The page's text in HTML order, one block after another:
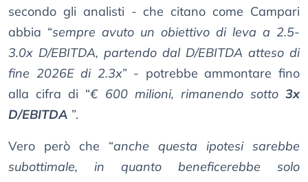
secondo gli analisti - che citano come Campari
abbia “sempre avuto un obiettivo di leva a 2.5-
3.0x D/EBITDA, partendo dal D/EBITDA atteso di
fine 2026E di 2.3x” - potrebbe ammontare fino
alla cifra di “€ 600 milioni, rimanendo sotto 3x
D/EBITDA ”.
Vero però che “anche questa ipotesi sarebbe
subottimale, in quanto beneficerebbe solo